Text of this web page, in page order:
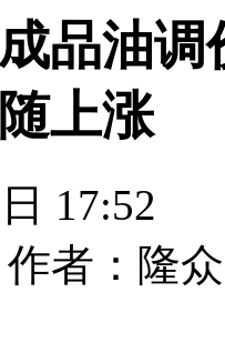
品油调
上涨
17:52
作者： 隆